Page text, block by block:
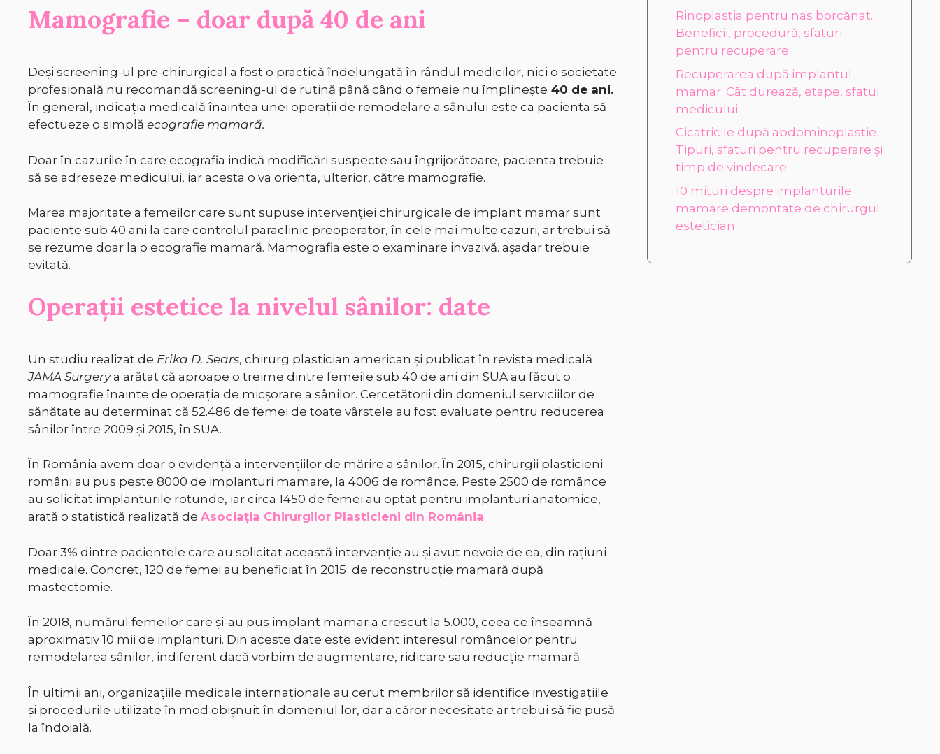
Mamografie – doar după 40 de ani
Deși screening-ul pre-chirurgical a fost o practică îndelungată în rândul medicilor, nici o societate
profesională nu recomandă screening-ul de rutină până când o femeie nu împlinește 40 de ani.
În general, indicația medicală înaintea unei operații de remodelare a sânului este ca pacienta să
efectueze o simplă ecografie mamară.
Doar în cazurile în care ecografia indică modificări suspecte sau îngrijorătoare, pacienta trebuie
să se adreseze medicului, iar acesta o va orienta, ulterior, către mamografie.
Marea majoritate a femeilor care sunt supuse intervenției chirurgicale de implant mamar sunt
paciente sub 40 ani la care controlul paraclinic preoperator, în cele mai multe cazuri, ar trebui să
se rezume doar la o ecografie mamară. Mamografia este o examinare invazivă. așadar trebuie
evitată.
Operații estetice la nivelul sânilor: date
Un studiu realizat de Erika D. Sears, chirurg plastician american și publicat în revista medicală
JAMA Surgerya arătat că aproape o treime dintre femeile sub 40 de ani din SUA au făcut o
mamografie înainte de operația de micșorare a sânilor. Cercetătorii din domeniul serviciilor de
sănătate au determinat că 52.486 de femei de toate vârstele au fost evaluate pentru reducerea
sânilor între 2009 și 2015, în SUA.
În România avem doar o evidență a intervențiilor de mărire a sânilor. În 2015, chirurgii plasticieni
români au pus peste 8000 de implanturi mamare, la 4006 de românce. Peste 2500 de românce
au solicitat implanturile rotunde, iar circa 1450 de femei au optat pentru implanturi anatomice,
arată o statistică realizată de Asociaţia Chirurgilor Plasticieni din România.
Doar 3% dintre pacientele care au solicitat această intervenţie au şi avut nevoie de ea, din raţiuni
medicale. Concret, 120 de femei au beneficiat în 2015 de reconstrucţie mamară după
mastectomie.
În 2018, numărul femeilor care și-au pus implant mamar a crescut la 5.000, ceea ce înseamnă
aproximativ 10 mii de implanturi. Din aceste date este evident interesul româncelor pentru
remodelarea sânilor, indiferent dacă vorbim de augmentare, ridicare sau reducție mamară.
În ultimii ani, organizațiile medicale internaționale au cerut membrilor să identifice investigațiile
și procedurile utilizate în mod obișnuit în domeniul lor, dar a căror necesitate ar trebui să fie pusă
la îndoială.
Rinoplastia pentru nas borcănat.
Beneficii, procedură, sfaturi
pentru recuperare
Recuperarea după implantul
mamar. Cât durează, etape, sfatul
medicului
Cicatricile după abdominoplastie.
Tipuri, sfaturi pentru recuperare și
timp de vindecare
10 mituri despre implanturile
mamare demontate de chirurgul
estetician